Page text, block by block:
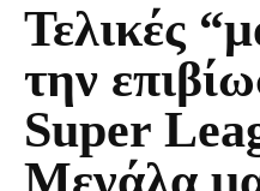
Τελικές
την
Super